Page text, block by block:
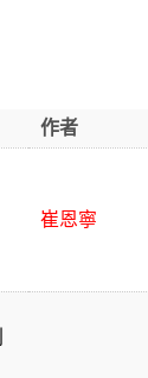
作者
崔恩寧